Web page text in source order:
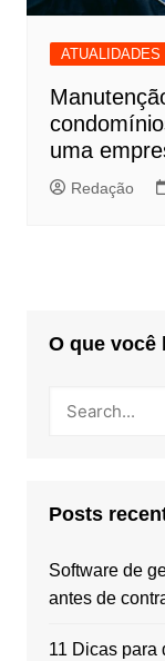
ATUALIDADES
uma
Redação
O que você
Posts
Software de
antes de
11 Dicas para